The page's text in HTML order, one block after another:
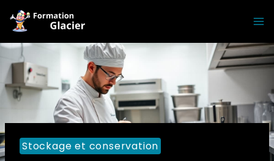
content
Stockage et conservation